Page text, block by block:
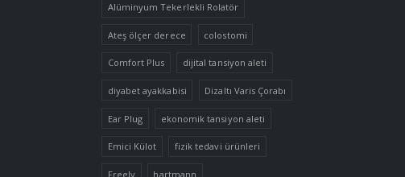
Alüminyum Tekerlekli Rolatör
Ateş ölçer derece colostomi
Comfort Plus dijital tansiyon aleti
diyabet ayakkabisi Dizaltı Varis Çorabı
Ear Plug ekonomik tansiyon aleti
Emici Külot fizik tedavi ürünleri
Freely hartmann